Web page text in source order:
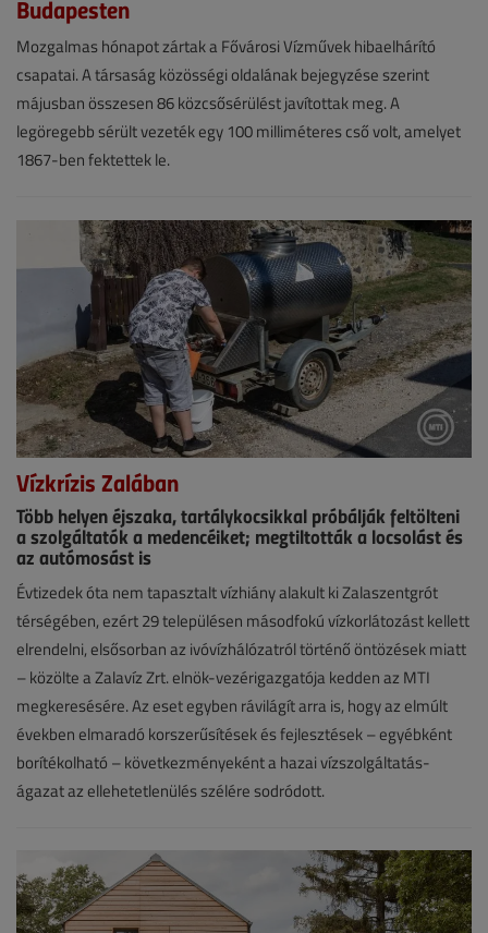
Budapesten
Hírek
2026.
június
18.
VGF&HKL
online
Mozgalmas hónapot zártak a Fővárosi Vízművek hibaelhárító
csapatai. A társaság közösségi oldalának bejegyzése szerint
májusban összesen 86 közcsősérülést javítottak meg. A
legöregebb sérült vezeték egy 100 milliméteres cső volt, amelyet
1867-ben fektettek le.
Vízkrízis Zalában
Több helyen éjszaka, tartálykocsikkal próbálják feltölteni
a szolgáltatók a medencéiket; megtiltották a locsolást és
az autómosást is
Hírek
2026.
június
24.
|
VGF&HKL
Évtizedek óta nem tapasztalt vízhiány alakult ki Zalaszentgrót
térségében, ezért 29 településen másodfokú vízkorlátozást kellett
elrendelni, elsősorban az ivóvízhálózatról történő öntözések miatt
– közölte a Zalavíz Zrt. elnök-vezérigazgatója kedden az MTI
megkeresésére. Az eset egyben rávilágít arra is, hogy az elmúlt
években elmaradó korszerűsítések és fejlesztések – egyébként
borítékolható – következményeként a hazai vízszolgáltatás-
ágazat az ellehetetlenülés szélére sodródott.